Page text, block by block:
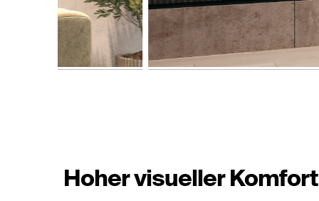
Hoher visueller Komfort